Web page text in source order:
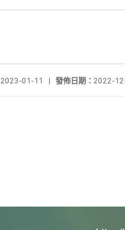
發佈日期： 2022-
2023-01-11 |